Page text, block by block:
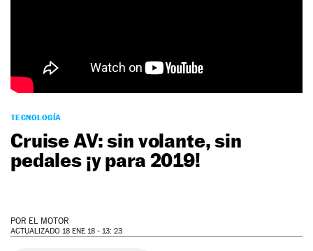
TECNOLOGÍA
Cruise AV: sin volante, sin
pedales ¡y para 2019!
POR EL MOTOR
ACTUALIZADO 18 ENE 18 - 13: 23